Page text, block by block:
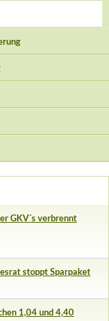
GKV´s verbrennt
stoppt Sparpaket
1,04 und 4,40